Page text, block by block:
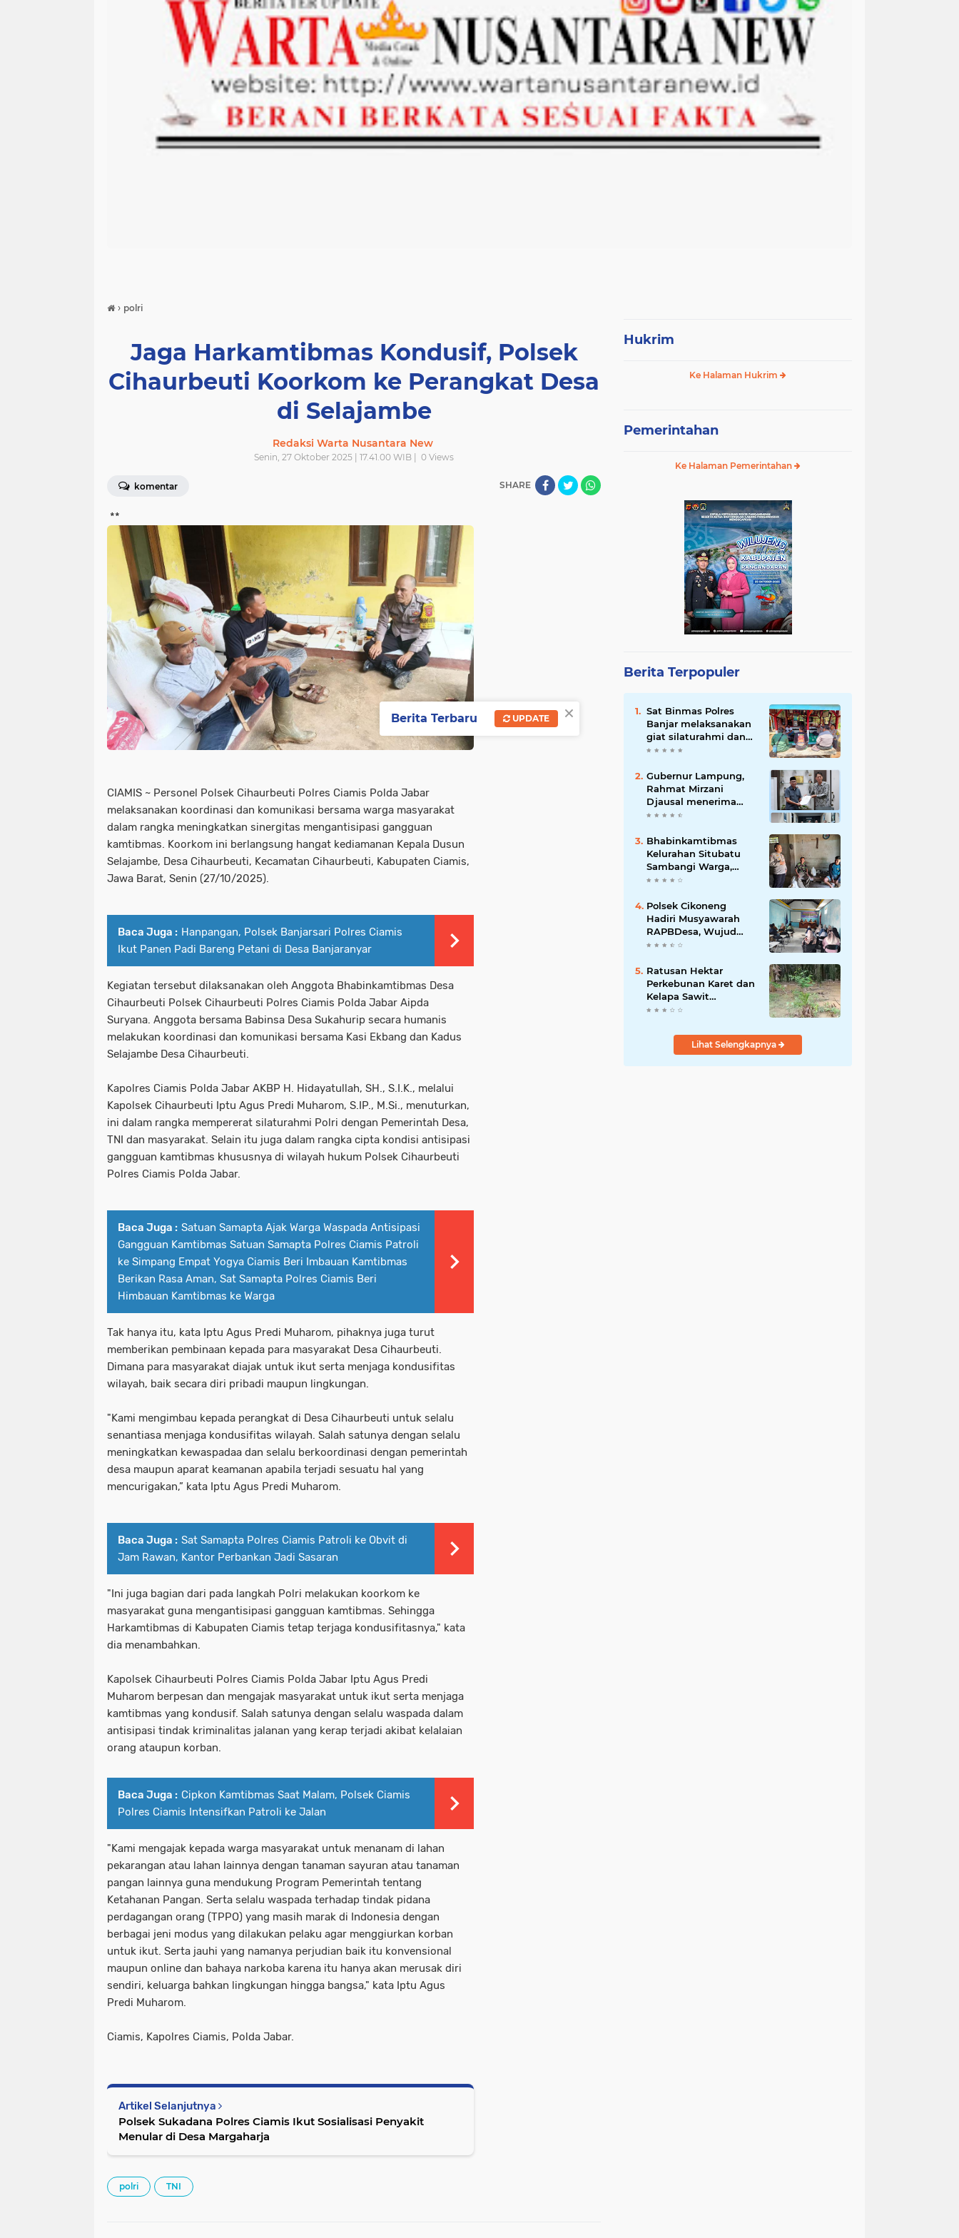
› polri
Jaga Harkamtibmas Kondusif, Polsek
Cihaurbeuti Koorkom ke Perangkat Desa
di Selajambe
Redaksi Warta Nusantara New
Senin, 27 Oktober 2025 | 17.41.00 WIB | 0 Views
komentar SHARE
**
CIAMIS ~ Personel Polsek Cihaurbeuti Polres Ciamis Polda Jabar
melaksanakan koordinasi dan komunikasi bersama warga masyarakat
dalam rangka meningkatkan sinergitas mengantisipasi gangguan
kamtibmas. Koorkom ini berlangsung hangat kediamanan Kepala Dusun
Selajambe, Desa Cihaurbeuti, Kecamatan Cihaurbeuti, Kabupaten Ciamis,
Jawa Barat, Senin (27/10/2025).
Baca Juga : Hanpangan, Polsek Banjarsari Polres Ciamis
Ikut Panen Padi Bareng Petani di Desa Banjaranyar
Kegiatan tersebut dilaksanakan oleh Anggota Bhabinkamtibmas Desa
Cihaurbeuti Polsek Cihaurbeuti Polres Ciamis Polda Jabar Aipda
Suryana. Anggota bersama Babinsa Desa Sukahurip secara humanis
melakukan koordinasi dan komunikasi bersama Kasi Ekbang dan Kadus
Selajambe Desa Cihaurbeuti.
Kapolres Ciamis Polda Jabar AKBP H. Hidayatullah, SH., S.I.K., melalui
Kapolsek Cihaurbeuti Iptu Agus Predi Muharom, S.IP., M.Si., menuturkan,
ini dalam rangka mempererat silaturahmi Polri dengan Pemerintah Desa,
TNI dan masyarakat. Selain itu juga dalam rangka cipta kondisi antisipasi
gangguan kamtibmas khususnya di wilayah hukum Polsek Cihaurbeuti
Polres Ciamis Polda Jabar.
Baca Juga : Satuan Samapta Ajak Warga Waspada Antisipasi
Gangguan Kamtibmas Satuan Samapta Polres Ciamis Patroli
ke Simpang Empat Yogya Ciamis Beri Imbauan Kamtibmas
Berikan Rasa Aman, Sat Samapta Polres Ciamis Beri
Himbauan Kamtibmas ke Warga
Tak hanya itu, kata Iptu Agus Predi Muharom, pihaknya juga turut
memberikan pembinaan kepada para masyarakat Desa Cihaurbeuti.
Dimana para masyarakat diajak untuk ikut serta menjaga kondusifitas
wilayah, baik secara diri pribadi maupun lingkungan.
"Kami mengimbau kepada perangkat di Desa Cihaurbeuti untuk selalu
senantiasa menjaga kondusifitas wilayah. Salah satunya dengan selalu
meningkatkan kewaspadaa dan selalu berkoordinasi dengan pemerintah
desa maupun aparat keamanan apabila terjadi sesuatu hal yang
mencurigakan,” kata Iptu Agus Predi Muharom.
Baca Juga : Sat Samapta Polres Ciamis Patroli ke Obvit di
Jam Rawan, Kantor Perbankan Jadi Sasaran
"Ini juga bagian dari pada langkah Polri melakukan koorkom ke
masyarakat guna mengantisipasi gangguan kamtibmas. Sehingga
Harkamtibmas di Kabupaten Ciamis tetap terjaga kondusifitasnya," kata
dia menambahkan.
Kapolsek Cihaurbeuti Polres Ciamis Polda Jabar Iptu Agus Predi
Muharom berpesan dan mengajak masyarakat untuk ikut serta menjaga
kamtibmas yang kondusif. Salah satunya dengan selalu waspada dalam
antisipasi tindak kriminalitas jalanan yang kerap terjadi akibat kelalaian
orang ataupun korban.
Baca Juga : Cipkon Kamtibmas Saat Malam, Polsek Ciamis
Polres Ciamis Intensifkan Patroli ke Jalan
"Kami mengajak kepada warga masyarakat untuk menanam di lahan
pekarangan atau lahan lainnya dengan tanaman sayuran atau tanaman
pangan lainnya guna mendukung Program Pemerintah tentang
Ketahanan Pangan. Serta selalu waspada terhadap tindak pidana
perdagangan orang (TPPO) yang masih marak di Indonesia dengan
berbagai jeni modus yang dilakukan pelaku agar menggiurkan korban
untuk ikut. Serta jauhi yang namanya perjudian baik itu konvensional
maupun online dan bahaya narkoba karena itu hanya akan merusak diri
sendiri, keluarga bahkan lingkungan hingga bangsa," kata Iptu Agus
Predi Muharom.
Ciamis, Kapolres Ciamis, Polda Jabar.
Artikel Selanjutnya
Polsek Sukadana Polres Ciamis Ikut Sosialisasi Penyakit
Menular di Desa Margaharja
polri TNI
Hukrim
Ke Halaman Hukrim
Pemerintahan
Ke Halaman Pemerintahan
Berita Terpopuler
Sat Binmas Polres
Banjar melaksanakan
giat silaturahmi dan
pembinaan kepada
Gubernur Lampung,
Rahmat Mirzani
Djausal menerima
Senior Executive
Association for
Construction (JAC)
Yugo Okamoto dalam
pertemuan resmi
Bhabinkamtibmas
Kelurahan Situbatu
Sambangi Warga,
Perkuat Silaturahmi
Wilayah
Polsek Cikoneng
Hadiri Musyawarah
RAPBDesa, Wujud
Peran Polri Kawal
Kamtibmas Desa
Sindangkasih
Ratusan Hektar
Perkebunan Karet dan
Kelapa Sawit
terendam banjir
Lihat Selengkapnya
×
Berita Terbaru UPDATE